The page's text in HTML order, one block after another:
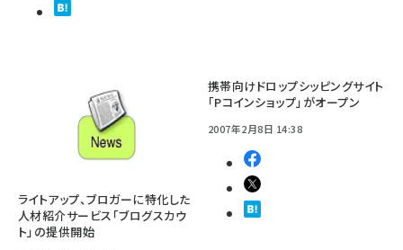
ライトアップ、ブロガーに特化した
人材紹介サービス「ブログスカウ
ト」の提供開始
携帯向けドロップシッピングサイト
「Pコインショップ」がオープン
2007年2月8日 14:38